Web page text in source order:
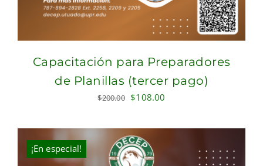
Capacitación para Preparadores
de Planillas (tercer pago)
$200.00 Original
was:
$200.00.
$108.00
is:
¡En especial!